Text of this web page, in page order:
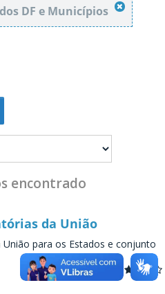
DF e Municípios
encontrado
da União
para os Estados e conjunto